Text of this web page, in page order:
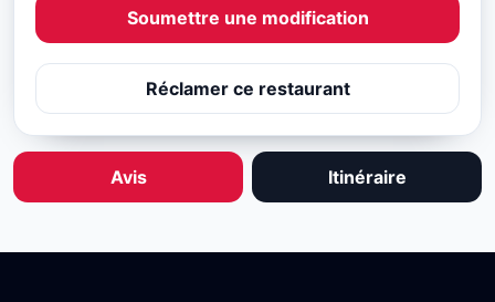
Soumettre une modification
Réclamer ce restaurant
Avis Itinéraire